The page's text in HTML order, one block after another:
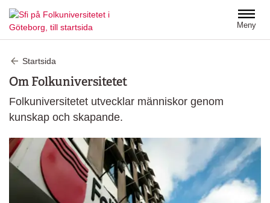
Meny
Startsida
Om Folkuniversitetet
Folkuniversitetet utvecklar människor genom
kunskap och skapande.